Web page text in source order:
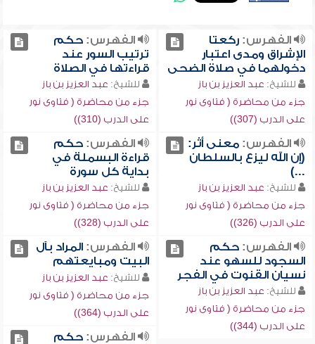
الفهرس:ركعتا
الإشراق ومدى اعتبار
دخولهما في صلاة الضحى
للشيخ: عبد العزيز بن باز
جزء من محاضرة ( فتاوى نور
على الدرب (307))
الفهرس:حكم
ترتيب السور عند
قراءتها في الصلاة
للشيخ: عبد العزيز بن باز
جزء من محاضرة ( فتاوى نور
على الدرب (310))
الفهرس:معنى أثر:
(إن الله ليزع بالسلطان
...)
للشيخ: عبد العزيز بن باز
جزء من محاضرة ( فتاوى نور
على الدرب (326))
الفهرس:حكم
قراءة البسملة في
بداية كل سورة
للشيخ: عبد العزيز بن باز
جزء من محاضرة ( فتاوى نور
على الدرب (328))
الفهرس:حكم
السجود للسهو عند
نسيان القنوت في الفجر
للشيخ: عبد العزيز بن باز
جزء من محاضرة ( فتاوى نور
على الدرب (344))
الفهرس:المراد بآل
البيت ومبايعتهم
للشيخ: عبد العزيز بن باز
جزء من محاضرة ( فتاوى نور
على الدرب (364))
الفهرس:حكم